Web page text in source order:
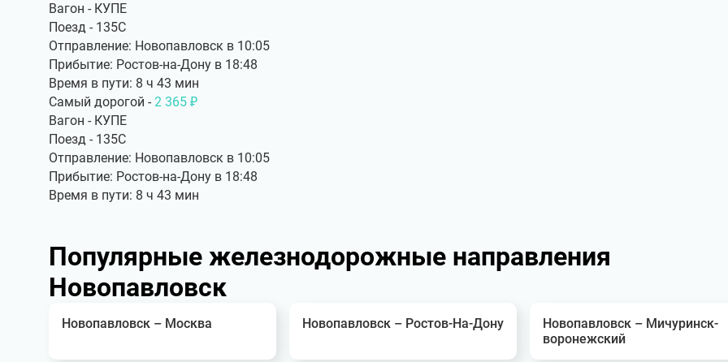
Вагон - КУПЕ
Поезд - 135С
Отправление: Новопавловск в 10:05
Прибытие: Ростов-на-Дону в 18:48
Время в пути: 8 ч 43 мин
Самый дорогой - 2 365 ₽
Вагон - КУПЕ
Поезд - 135С
Отправление: Новопавловск в 10:05
Прибытие: Ростов-на-Дону в 18:48
Время в пути: 8 ч 43 мин
Популярные железнодорожные направления
Новопавловск
Новопавловск – Москва Новопавловск – Ростов-На-Дону
Новопавловск – Мичуринск-
воронежский